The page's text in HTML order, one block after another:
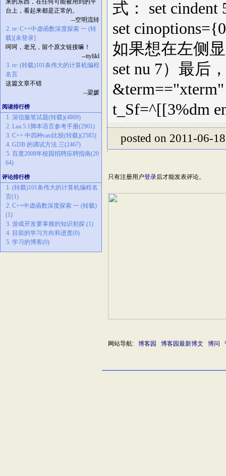
来的东西，在任何可能被用到的平
台上，看起来都是正常的。
--空明流转
2. re: C++中虚函数深度探索 一 (转
载)[未登录]
呵呵，老兄，留个原文链接嘛！
--ttylikl
3. re: (转载)101条伟大的计算机编程
名言
这篇文章不错
--梁媛
阅读排行榜
1. 深信服笔试题(转载)(4869)
2. Lua 5.1脚本语言参考手册(2901)
3. C++ 中四种cast比较(转载)(2585)
4. GDB 的调试方法 三(2467)
5. 百度2008年校园招聘应聘指南(20
64)
评论排行榜
1. (转载)101条伟大的计算机编程名
言(1)
2. C++中虚函数深度探索 一 (转载)
(1)
3. 游戏开发要掌握的知识初探 (1)
4. 目前的学习方向和进度(0)
5. 学习的博客(0)
式： set
set
如果想在左侧
set nu 7）最后
&term=="xterm"
t_Sf=^[[3%dm
posted on 2011-06-
只有注册用户登录后才能发表评论。
网站导航: 博客园 博客园最新博文 博问